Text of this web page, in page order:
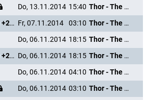
Do, 13.11.2014 15:40
Thor - The Dark Kingdom
Sky Cinema Premieren +24 Fr, 07.11.2014 03:10
Thor - The Dark Kingdom
Do, 06.11.2014 18:15
Thor - The Dark Kingdom
Sky Cinema Premieren +24 Do, 06.11.2014 18:15
Thor - The Dark Kingdom
Do, 06.11.2014 04:10
Thor - The Dark Kingdom
Do, 06.11.2014 03:10
Thor - The Dark Kingdom